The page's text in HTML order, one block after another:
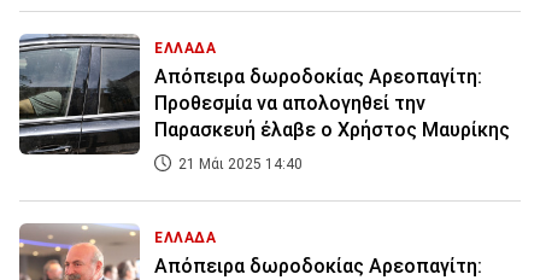
ΕΛΛΑΔΑ
Απόπειρα δωροδοκίας Αρεοπαγίτη:
Προθεσμία να απολογηθεί την
Παρασκευή έλαβε ο Χρήστος Μαυρίκης
21 Μάι 2025 14:40
ΕΛΛΑΔΑ
Απόπειρα δωροδοκίας Αρεοπαγίτη: